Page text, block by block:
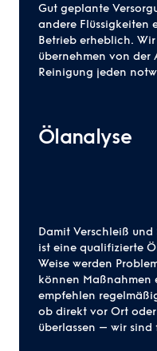
Gut geplante
andere Flüssigkeiten
Betrieb erheblich.
übernehmen von der
Reinigung jeden
Ölanalyse
Damit Verschleiß
ist eine qualifizierte
Weise werden
können Maßnahmen
empfehlen
ob direkt vor Ort
überlassen – wir sind